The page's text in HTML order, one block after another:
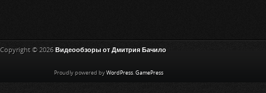
Copyright © 2026 Видеообзоры от Дмитрия Бачило
Proudly powered by WordPress GamePress